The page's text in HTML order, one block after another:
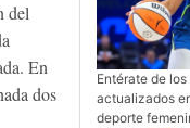
Entérate de
actualizados
deporte
del
En
dos